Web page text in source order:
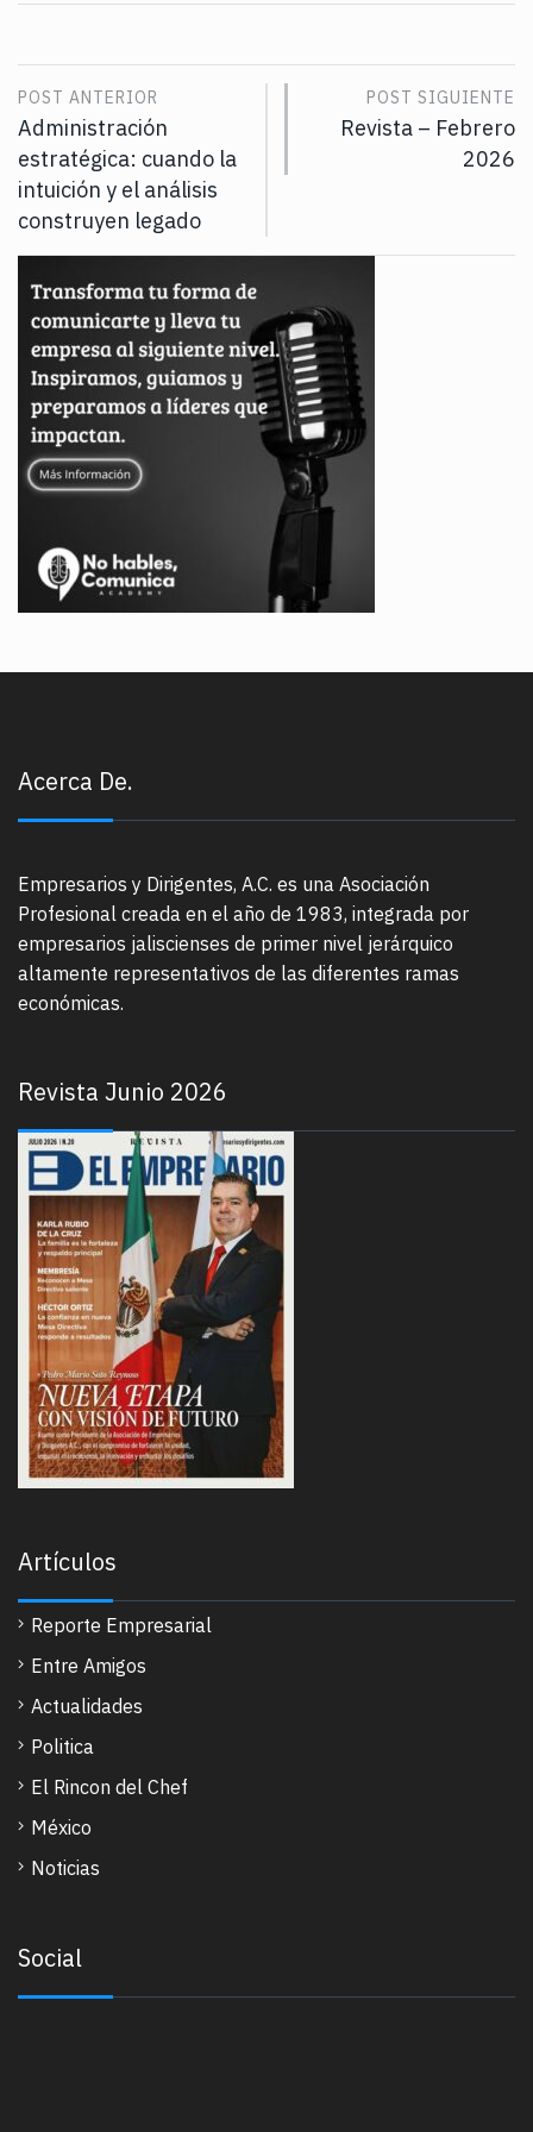
POST ANTERIOR
Administración
estratégica: cuando la
intuición y el análisis
construyen legado
POST SIGUIENTE
Revista – Febrero
2026
Acerca De.
Empresarios y Dirigentes, A.C. es una Asociación
Profesional creada en el año de 1983, integrada por
empresarios jaliscienses de primer nivel jerárquico
altamente representativos de las diferentes ramas
económicas.
Revista Junio 2026
Artículos
Reporte Empresarial
Entre Amigos
Actualidades
Politica
El Rincon del Chef
México
Noticias
Social